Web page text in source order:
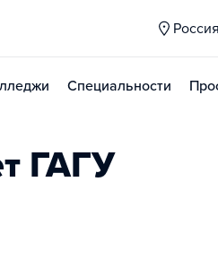
Россия
Специальности
ГАГУ